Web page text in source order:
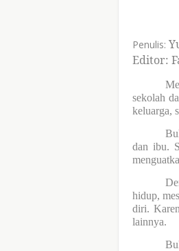
Penulis:
Editor:
sekolah
keluarga,
dan ibu.
hidup,
diri.
lainnya.